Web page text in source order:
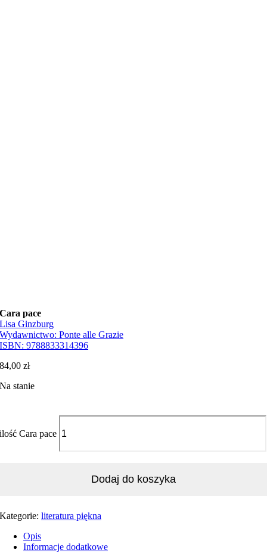
Cara pace
Lisa Ginzburg
Wydawnictwo:Ponte alle Grazie
ISBN:9788833314396
84,00zł
Na stanie
ilość Cara pace
Dodaj do koszyka
Kategorie:literatura piękna
Opis
Informacje dodatkowe